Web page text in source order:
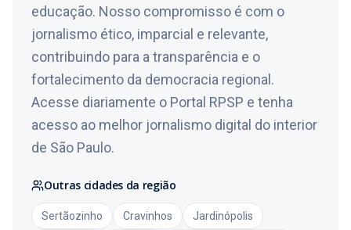
educação. Nosso compromisso é com o
jornalismo ético, imparcial e relevante,
contribuindo para a transparência e o
fortalecimento da democracia regional.
Acesse diariamente o Portal RPSP e tenha
acesso ao melhor jornalismo digital do interior
de São Paulo.
Outras cidades da região
Sertãozinho Cravinhos Jardinópolis